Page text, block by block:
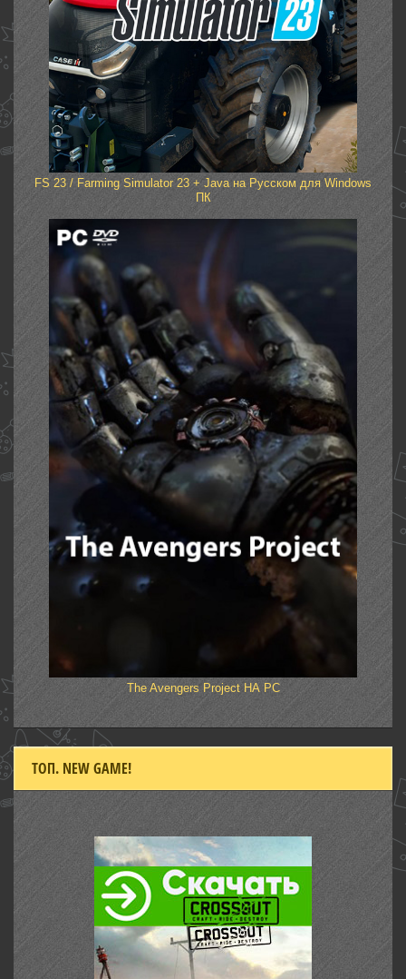
FS 23 / Farming Simulator 23 + Java на Русском для Windows
ПК
The Avengers Project НА PC
ТОП. NEW GAME!